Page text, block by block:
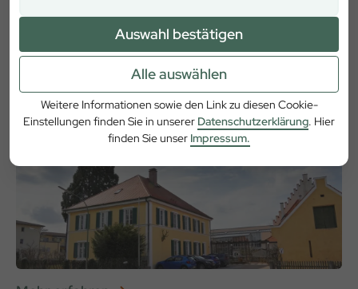
Auswahl bestätigen
Alle auswählen
Weitere Informationen sowie den Link zu diesen Cookie-
Einstellungen finden Sie in unserer Datenschutzerklärung. Hier
finden Sie unser Impressum.
Waldbesucher steht der Staatswald mit seinen rund 600
km Forstwegen zur Verfügung.
Derzeit hat der Forstbetrieb rund 50 Beschäftigte.
Landsberg am Lech
Weilheimer Str. 4, 86899 Landsberg